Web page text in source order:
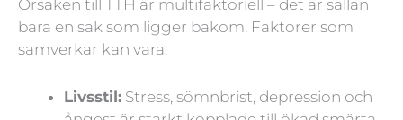
Orsaken till TTH är multifaktoriell – det är sällan
bara en sak som ligger bakom. Faktorer som
samverkar kan vara:
Livsstil: Stress, sömnbrist, depression och